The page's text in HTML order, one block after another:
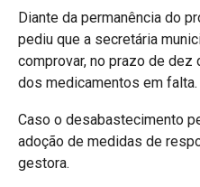
Diante da permanência do
pediu que a secretária
comprovar, no prazo de dez
dos medicamentos em falta.
Caso o desabastecimento
adoção de medidas de
gestora.